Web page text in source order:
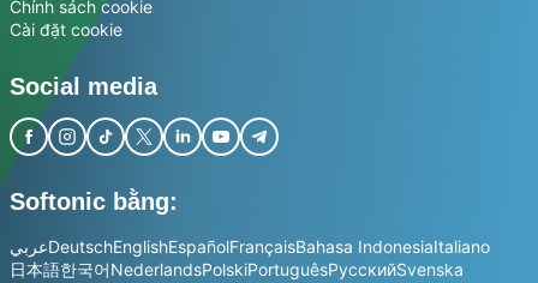
Chính sách cookie
Cài đặt cookie
Social media
Softonic bằng:
عربيDeutschEnglishEspañolFrançaisBahasa IndonesiaItaliano
日本語한국어NederlandsPolskiPortuguêsРусскийSvenska